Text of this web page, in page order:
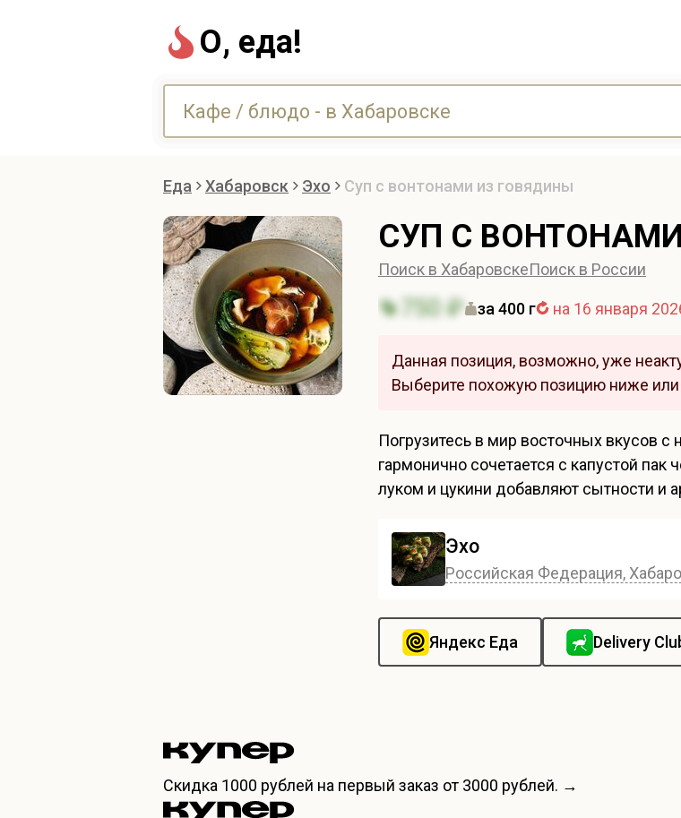
О, еда!
Еда Хабаровск Эхо Суп с вонтонами из говядины
СУП С
Поиск в ХабаровскеПоиск в России
750 ₽ за 400 г на 16 января
Данная позиция, возможно, уже
Выберите похожую позицию ниже или
Погрузитесь в мир восточных вкусов
гармонично сочетается с капустой пак
луком и цукини добавляют сытности и
Эхо
Российская Федерация,
Яндекс Еда Delivery
Скидка 1000 рублей на первый заказ от 3000 рублей. →